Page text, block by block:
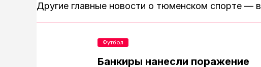
Другие главные новости о тюменском спорте — в
Банкиры нанесли поражение
Футбол